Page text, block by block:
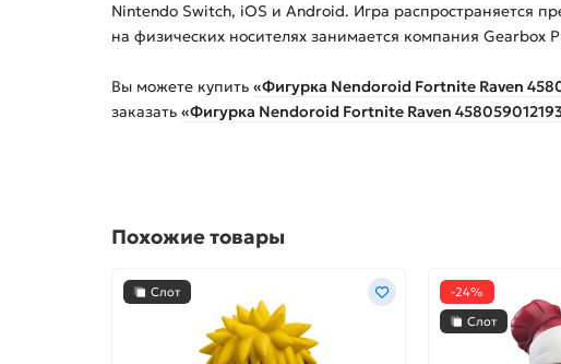
Nintendo Switch, iOS и Android. Игра распространяется
на физических носителях занимается компания Gearbox
Вы можете купить «Фигурка Nendoroid Fortnite Raven
заказать «Фигурка Nendoroid Fortnite Raven
Похожие товары
Слот
-24%
Слот